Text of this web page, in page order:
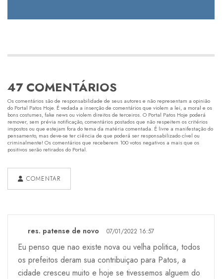
47 COMENTÁRIOS
Os comentários são de responsabilidade de seus autores e não representam a opinião
do Portal Patos Hoje. É vedada a inserção de comentários que violem a lei, a moral e os
bons costumes, fake news ou violem direitos de terceiros. O Portal Patos Hoje poderá
remover, sem prévia notificação, comentários postados que não respeitem os critérios
impostos ou que estejam fora do tema da matéria comentada. É livre a manifestação do
pensamento, mas deve-se ter ciência de que poderá ser responsabilizado cível ou
criminalmente! Os comentários que receberem 100 votos negativos a mais que os
positivos serão retirados do Portal.
COMENTAR
res. patense de novo 07/01/2022 16:57
Eu penso que nao existe nova ou velha politica, todos
os prefeitos deram sua contribuiçao para Patos, a
cidade cresceu muito e hoje se tivessemos alguem do